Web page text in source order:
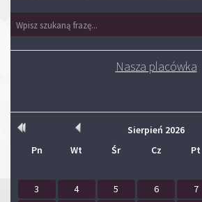
Wyszukiwarka
Nasza placówka
Kalendarium
Rok
Miesiąc
Sierpień 2026
Pn Wt Śr Cz Pt
3
4 5 6 7